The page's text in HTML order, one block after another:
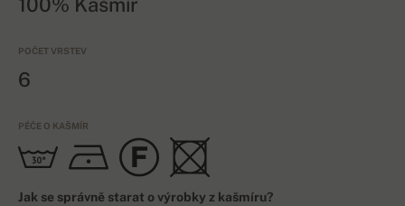
100% Kašmír
POČET VRSTEV
6
PÉČE O KAŠMÍR
Jak se správně starat o výrobky z kašmíru?